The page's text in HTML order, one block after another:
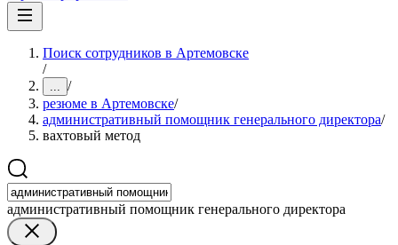
Поиск сотрудников в Артемовске
/
... /
резюме в Артемовске/
административный помощник генерального директора/
вахтовый метод
административный помощник генерального директора